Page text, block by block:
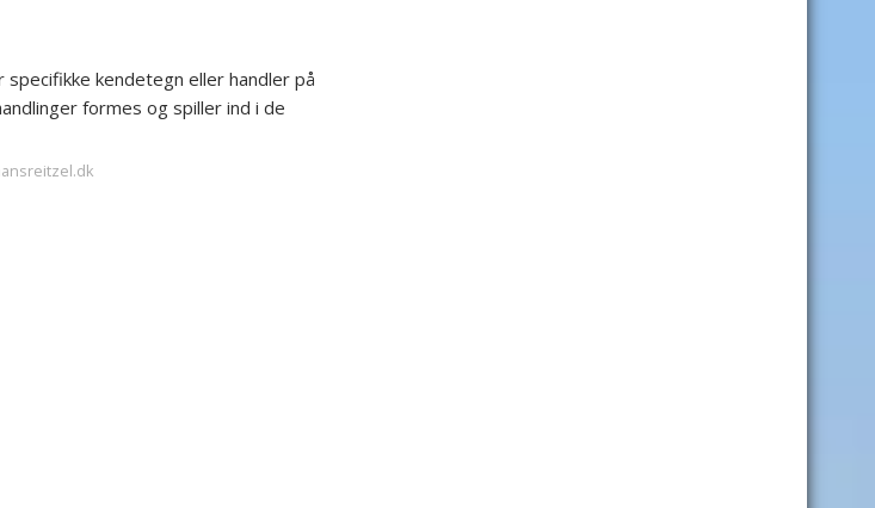
kendetegn eller handler på
formes og spiller ind i de